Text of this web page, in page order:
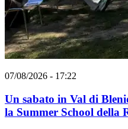
07/08/2026 - 17:22
Un sabato in Val di
la Summer School della